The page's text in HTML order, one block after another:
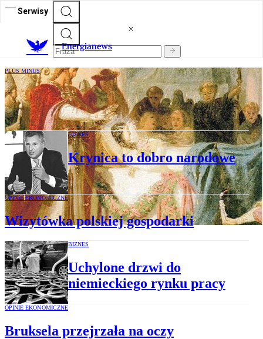
Serwisy
Energianews
PLUS MINUS
Róża Europy
BIZNES
Krynica to dobro narodowe
OPINIE EKONOMICZNE
Wizytówka polskiej gospodarki
BIZNES
Uchylone drzwi do
niemieckiego rynku pracy
OPINIE EKONOMICZNE
Bruksela przejrzała na oczy